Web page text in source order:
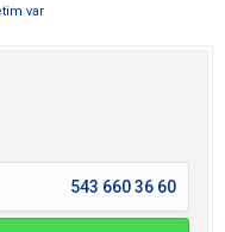
var
543 660 36 60